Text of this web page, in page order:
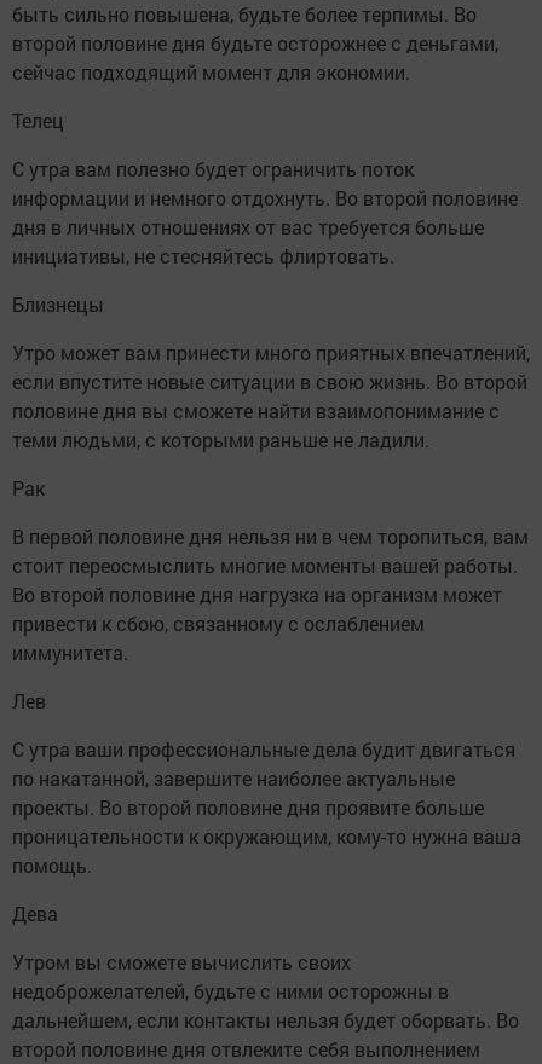
быть сильно повышена, будьте более терпимы. Во
второй половине дня будьте осторожнее с деньгами,
сейчас подходящий момент для экономии.
Телец
С утра вам полезно будет ограничить поток
информации и немного отдохнуть. Во второй половине
дня в личных отношениях от вас требуется больше
инициативы, не стесняйтесь флиртовать.
Близнецы
Утро может вам принести много приятных впечатлений,
если впустите новые ситуации в свою жизнь. Во второй
половине дня вы сможете найти взаимопонимание с
теми людьми, с которыми раньше не ладили.
Рак
В первой половине дня нельзя ни в чем торопиться, вам
стоит переосмыслить многие моменты вашей работы.
Во второй половине дня нагрузка на организм может
привести к сбою, связанному с ослаблением
иммунитета.
Лев
С утра ваши профессиональные дела будит двигаться
по накатанной, завершите наиболее актуальные
проекты. Во второй половине дня проявите больше
проницательности к окружающим, кому-то нужна ваша
помощь.
Дева
Утром вы сможете вычислить своих
недоброжелателей, будьте с ними осторожны в
дальнейшем, если контакты нельзя будет оборвать. Во
второй половине дня отвлеките себя выполнением